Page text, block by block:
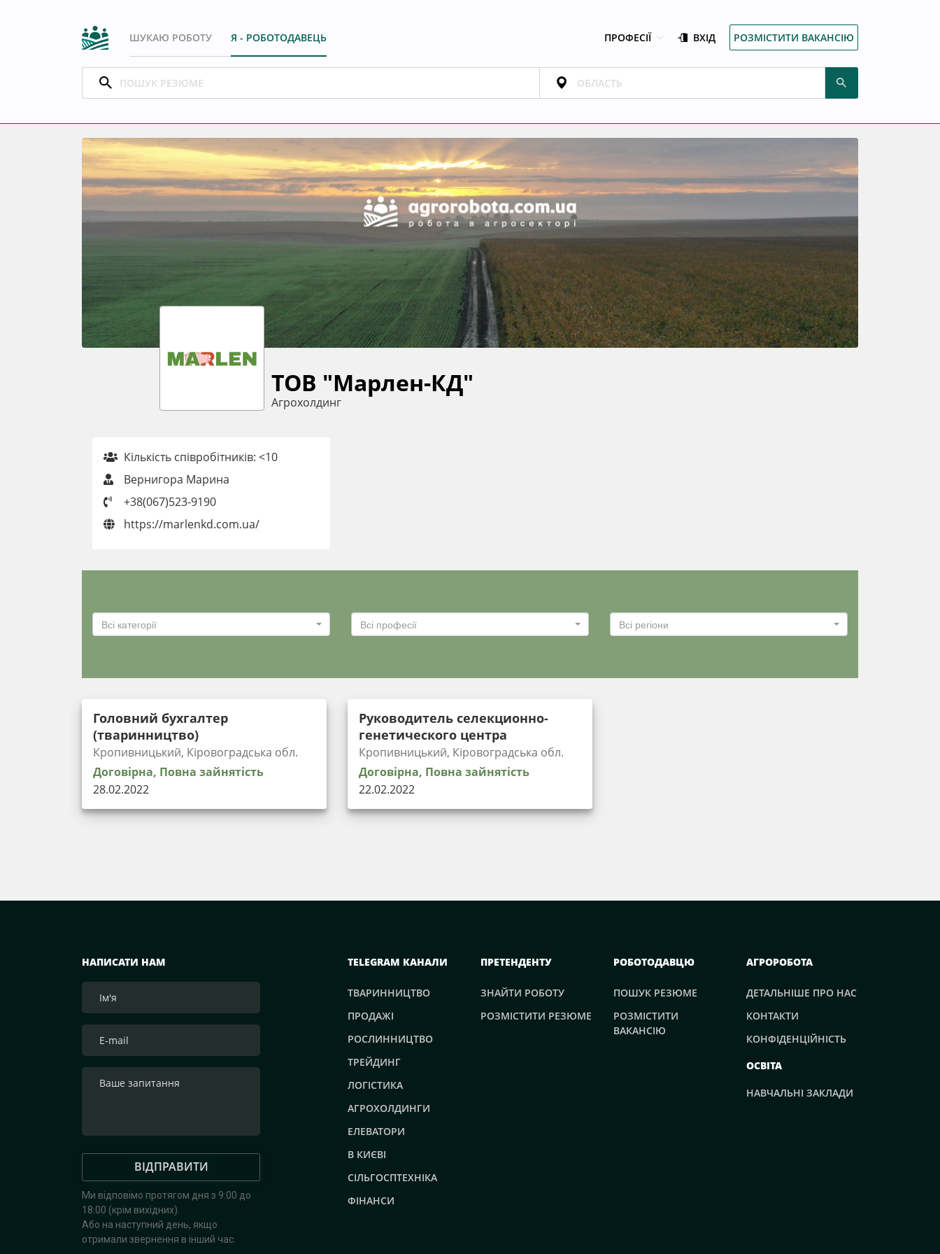
ШУКАЮ РОБОТУ Я - РОБОТОДАВЕЦЬ ПРОФЕСІЇ ВХІД РОЗМІСТИТИ ВАКАНСІЮ
ТОВ "Марлен-КД"
Агрохолдинг
Кількість співробітників: <10
Вернигора Марина
+38(067)523-9190
https://marlenkd.com.ua/
Всі категорії Всі професії Всі регіони
Головний бухгалтер
(тваринництво)
Кропивницький, Кіровоградська обл.
Договірна, Повна зайнятість
28.02.2022
Руководитель селекционно-
генетического центра
Кропивницький, Кіровоградська обл.
Договірна, Повна зайнятість
22.02.2022
НАПИСАТИ НАМ
ВІДПРАВИТИ
Ми відповімо протягом дня з 9:00 до
18:00 (крім вихідних).
Або на наступний день, якщо
отримали звернення в інший час.
TELEGRAM КАНАЛИ
ТВАРИННИЦТВО
ПРОДАЖІ
РОСЛИННИЦТВО
ТРЕЙДИНГ
ЛОГІСТИКА
АГРОХОЛДИНГИ
ЕЛЕВАТОРИ
В КИЄВІ
СІЛЬГОСПТЕХНІКА
ФІНАНСИ
ПРЕТЕНДЕНТУ
ЗНАЙТИ РОБОТУ
РОЗМІСТИТИ РЕЗЮМЕ
РОБОТОДАВЦЮ
ПОШУК РЕЗЮМЕ
РОЗМІСТИТИ
ВАКАНСІЮ
АГРОРОБОТА
ДЕТАЛЬНІШЕ ПРО НАС
КОНТАКТИ
КОНФІДЕНЦІЙНІСТЬ
ОСВІТА
НАВЧАЛЬНІ ЗАКЛАДИ